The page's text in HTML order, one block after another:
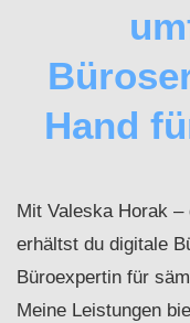
Hand
Mit Valeska Horak
erhältst du digitale
Büroexpertin für
Meine Leistungen